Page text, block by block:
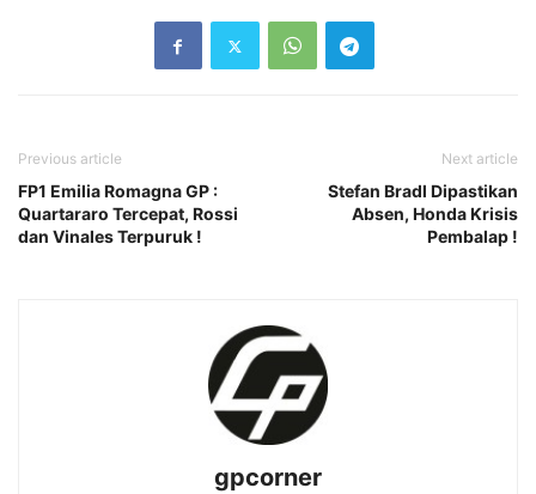
Previous article
FP1 Emilia Romagna GP :
Quartararo Tercepat, Rossi
dan Vinales Terpuruk !
Next article
Stefan Bradl Dipastikan
Absen, Honda Krisis
Pembalap !
gpcorner